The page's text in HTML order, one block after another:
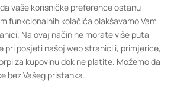
vaše korisničke preference ostanu
funkcionalnih kolačića olakšavamo Vam
Na ovaj način ne morate više puta
pri posjeti našoj web stranici i, primjerice,
za kupovinu dok ne platite. Možemo da
bez Vašeg pristanka.